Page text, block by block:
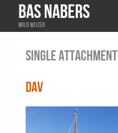
BAS NABERS
Wild wijzer
Single attachment
dav